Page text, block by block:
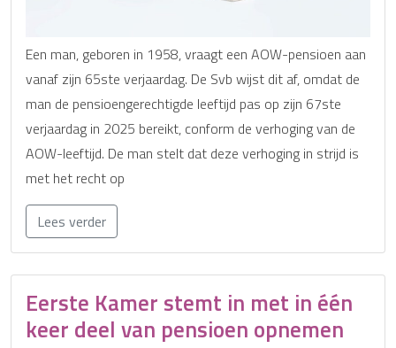
Een man, geboren in 1958, vraagt een AOW-pensioen aan
vanaf zijn 65ste verjaardag. De Svb wijst dit af, omdat de
man de pensioengerechtigde leeftijd pas op zijn 67ste
verjaardag in 2025 bereikt, conform de verhoging van de
AOW-leeftijd. De man stelt dat deze verhoging in strijd is
met het recht op
Lees verder
Eerste Kamer stemt in met in één
keer deel van pensioen opnemen